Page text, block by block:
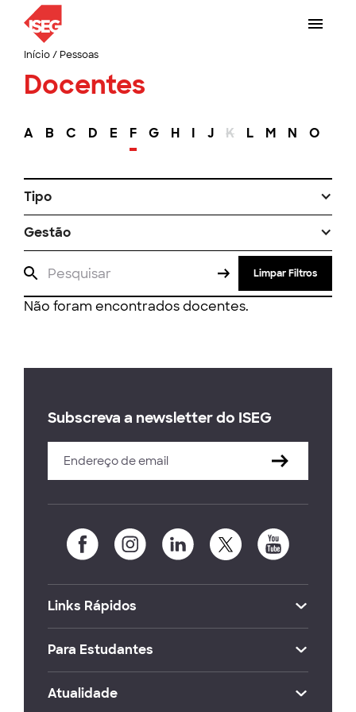
Início/ Pessoas
Docentes
A B C D E F G H I J K L M N O
Tipo
Gestão
Limpar Filtros
Não foram encontrados docentes.
Subscreva a newsletter do ISEG
Links Rápidos
Para Estudantes
Atualidade